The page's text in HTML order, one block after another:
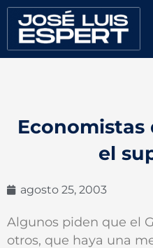
contenido
el
agosto 25, 2003
Algunos piden que el
otros, que haya una